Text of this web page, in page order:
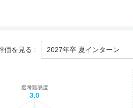
価を見る :
選考難易度
3.0